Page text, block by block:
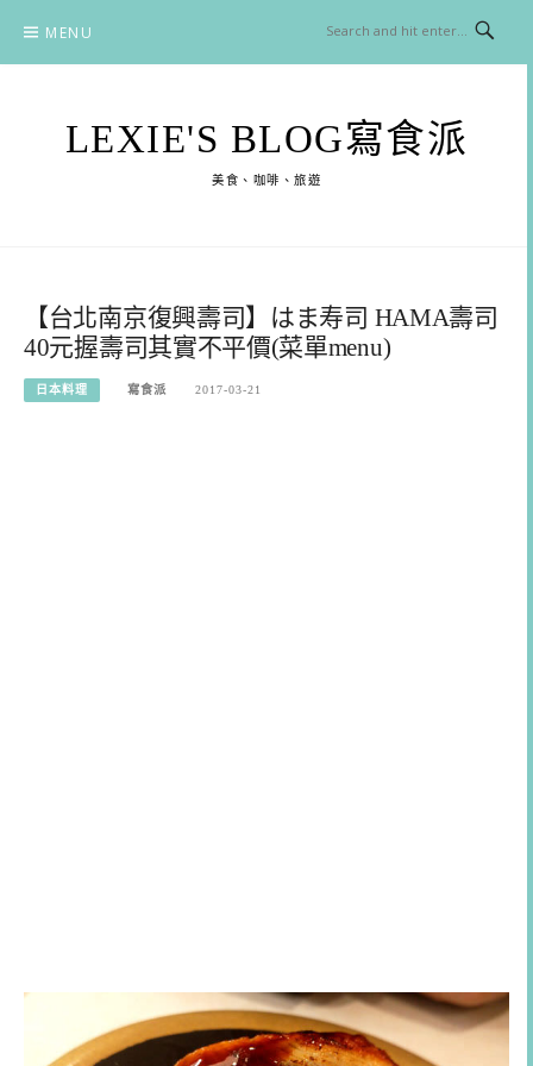
content
MENU
LEXIE'S BLOG寫食派
美食、咖啡、旅遊
【台北南京復興壽司】はま寿司 HAMA壽司
40元握壽司其實不平價(菜單menu)
日本料理 寫食派 2017-03-21